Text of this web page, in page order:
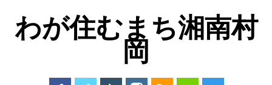
わが住むまち湘南村
岡